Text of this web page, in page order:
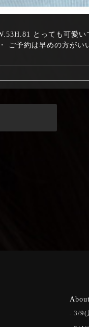
とっても可愛い
ご予約は早めの方がい
About
3/9(